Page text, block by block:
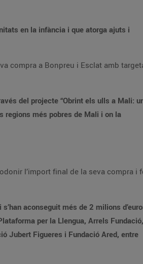
en la infància i que atorga ajuts i
compra a Bonpreu i Esclat amb
del projecte “Obrint els ulls a Mali:
regions més pobres de Mali i on la
l’import final de la seva compra i
aconseguit més de 2 milions
per la Llengua, Arrels Fundació,
Jubert Figueres i Fundació Ared, entre